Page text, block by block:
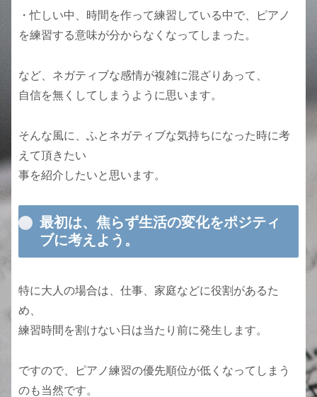
・忙しい中、時間を作って練習している中で、ピアノ
を練習する意味が分からなくなってしまった。
など、ネガティブな感情が複雑に混ざりあって、
自信を無くしてしまうように思います。
そんな風に、ふとネガティブな気持ちになった時に考
えて頂きたい
事を紹介したいと思います。
最初は、焦らず生活の変化をポジティ
ブに考えよう。
特に大人の場合は、仕事、家庭などに役割があるた
め、
練習時間を割けない日は当たり前に発生します。
ですので、ピアノ練習の優先順位が低くなってしまう
のも当然です。